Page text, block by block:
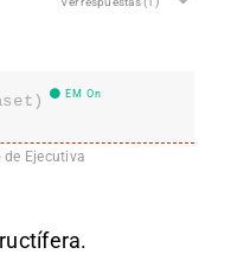
EM On
de Ejecutiva